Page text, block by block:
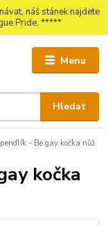
náš stánek najdete
Pride. *****
Menu
Hledat
- Be gay kočka nůž
kočka